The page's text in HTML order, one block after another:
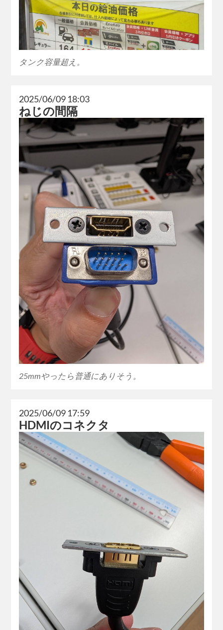
タンク容量超え。
2025/06/09 18:03
ねじの間隔
25mmやったら普通にありそう。
2025/06/09 17:59
HDMIのコネクタ